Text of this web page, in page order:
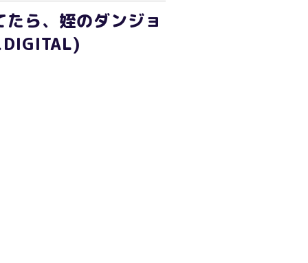
ら、姪のダンジョ